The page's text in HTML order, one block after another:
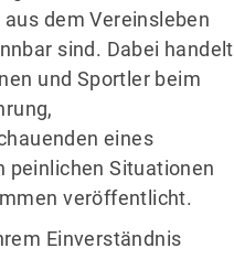
dem Vereinsleben
sind. Dabei handelt
und Sportler beim
eines
peinlichen Situationen
veröffentlicht.
Einverständnis